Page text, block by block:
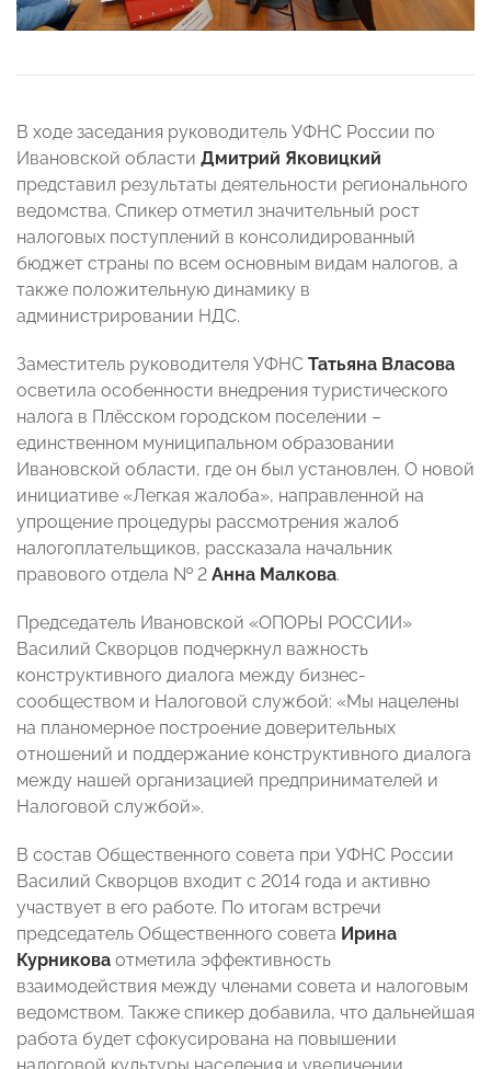
В ходе заседания руководитель УФНС России по
Ивановской области Дмитрий Яковицкий
представил результаты деятельности регионального
ведомства. Спикер отметил значительный рост
налоговых поступлений в консолидированный
бюджет страны по всем основным видам налогов, а
также положительную динамику в
администрировании НДС.
Заместитель руководителя УФНС Татьяна Власова
осветила особенности внедрения туристического
налога в Плёсском городском поселении –
единственном муниципальном образовании
Ивановской области, где он был установлен. О новой
инициативе «Легкая жалоба», направленной на
упрощение процедуры рассмотрения жалоб
налогоплательщиков, рассказала начальник
правового отдела № 2 Анна Малкова.
Председатель Ивановской «ОПОРЫ РОССИИ»
Василий Скворцов подчеркнул важность
конструктивного диалога между бизнес-
сообществом и Налоговой службой: «Мы нацелены
на планомерное построение доверительных
отношений и поддержание конструктивного диалога
между нашей организацией предпринимателей и
Налоговой службой».
В состав Общественного совета при УФНС России
Василий Скворцов входит с 2014 года и активно
участвует в его работе. По итогам встречи
председатель Общественного совета Ирина
Курникова отметила эффективность
взаимодействия между членами совета и налоговым
ведомством. Также спикер добавила, что дальнейшая
работа будет сфокусирована на повышении